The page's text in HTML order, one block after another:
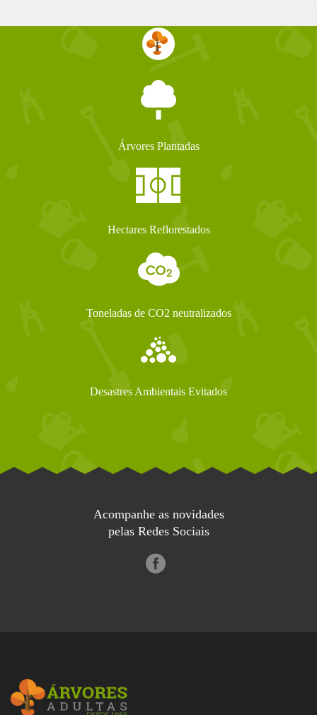
Árvores Plantadas
Hectares Reflorestados
Toneladas de CO2 neutralizados
Desastres Ambientais Evitados
Acompanhe as novidades
pelas Redes Sociais